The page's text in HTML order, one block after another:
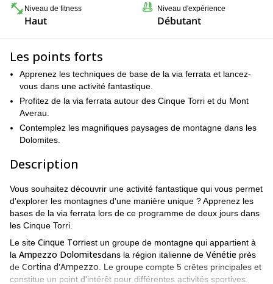
Niveau de fitness
Haut
Niveau d'expérience
Débutant
Les points forts
Apprenez les techniques de base de la via ferrata et lancez-
vous dans une activité fantastique.
Profitez de la via ferrata autour des Cinque Torri et du Mont
Averau.
Contemplez les magnifiques paysages de montagne dans les
Dolomites.
Description
Vous souhaitez découvrir une activité fantastique qui vous permet
d'explorer les montagnes d'une manière unique ? Apprenez les
bases de la via ferrata lors de ce programme de deux jours dans
les Cinque Torri.
Le site Cinque Torriest un groupe de montagne qui appartient à
la Ampezzo Dolomitesdans la région italienne de Vénétie près
de Cortina d'Ampezzo . Le groupe compte 5 crêtes principales et
constitue un point d'intérêt pour différentes activités sportives.